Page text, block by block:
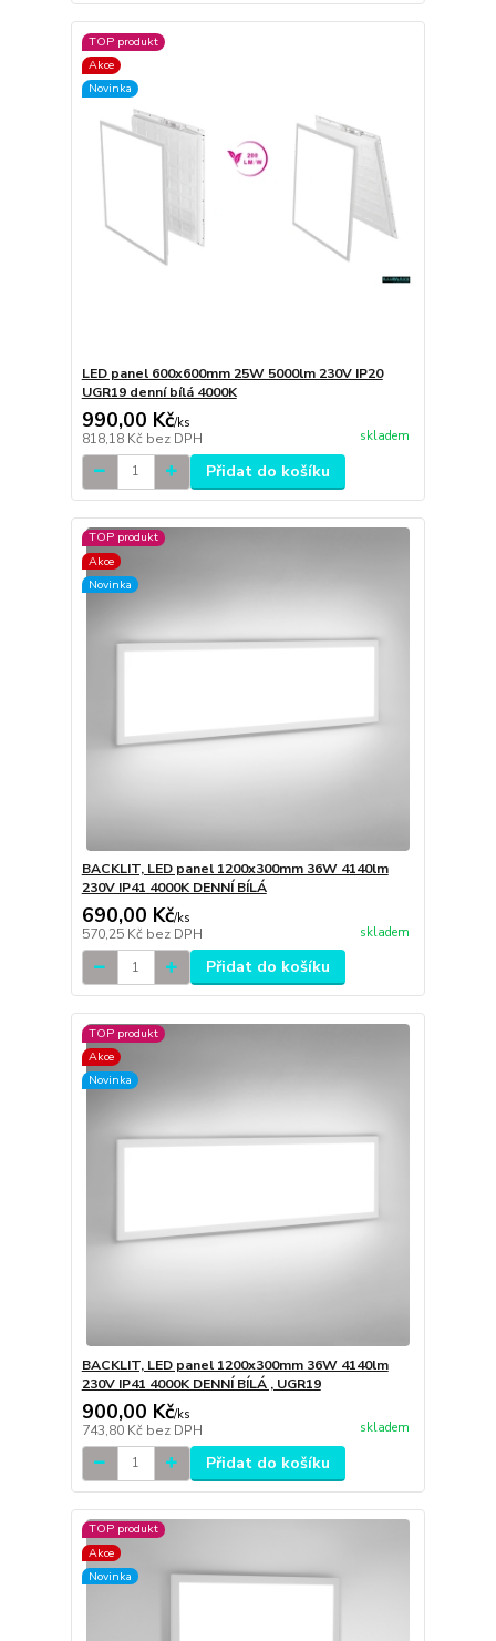
TOP produkt
Akce
Novinka
LED panel 600x600mm 25W 5000lm 230V IP20
UGR19 denní bílá 4000K
990,00 Kč/ks
818,18 Kč bez DPH skladem
Přidat do košíku
TOP produkt
Akce
Novinka
BACKLIT, LED panel 1200x300mm 36W 4140lm
230V IP41 4000K DENNÍ BÍLÁ
690,00 Kč/ks
570,25 Kč bez DPH skladem
Přidat do košíku
TOP produkt
Akce
Novinka
BACKLIT, LED panel 1200x300mm 36W 4140lm
230V IP41 4000K DENNÍ BÍLÁ , UGR19
900,00 Kč/ks
743,80 Kč bez DPH skladem
Přidat do košíku
TOP produkt
Akce
Novinka